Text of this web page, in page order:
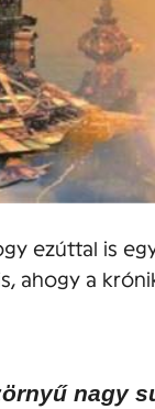
ezúttal is
ahogy a
nagy